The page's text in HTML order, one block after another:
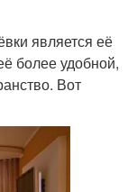
является её
более удобной,
Вот